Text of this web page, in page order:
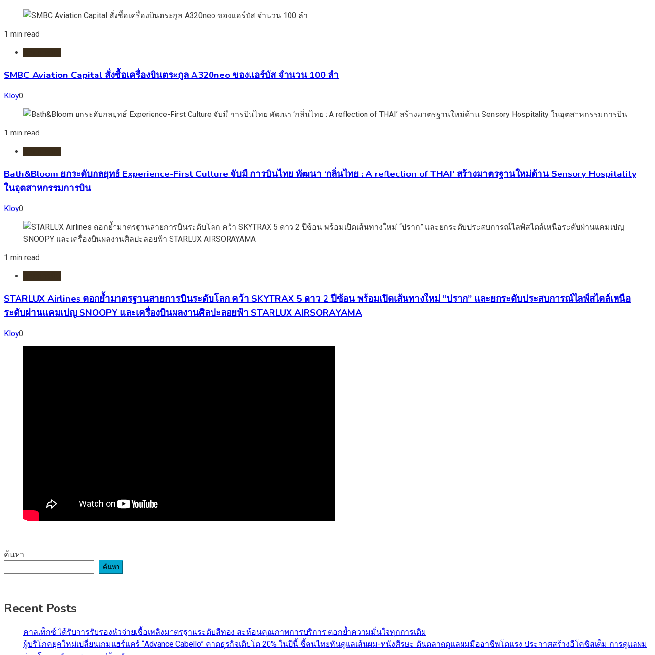
1 min read
SMBC Aviation Capital สั่งซื้อเครื่องบินตระกูล A320neo ของแอร์บัส จำนวน 100 ลำ
Kloy0
1 min read
Bath&Bloom ยกระดับกลยุทธ์ Experience-First Culture จับมื การบินไทย พัฒนา ‘กลิ่นไทย : A reflection of THAI’ สร้างมาตรฐานใหม่ด้าน Sensory Hospitality
ในอุตสาหกรรมการบิน
Kloy0
1 min read
STARLUX Airlines ตอกย้ำมาตรฐานสายการบินระดับโลก คว้า SKYTRAX 5 ดาว 2 ปีซ้อน พร้อมเปิดเส้นทางใหม่ “ปราก” และยกระดับประสบการณ์ไลฟ์สไตล์เหนือ
ระดับผ่านแคมเปญ SNOOPY และเครื่องบินผลงานศิลปะลอยฟ้า STARLUX AIRSORAYAMA
Kloy0
ค้นหา
ค้นหา
Recent Posts
คาลเท็กซ์ ได้รับการรับรองหัวจ่ายเชื้อเพลิงมาตรฐานระดับสีทอง สะท้อนคุณภาพการบริการ ตอกย้ำความมั่นใจทุกการเติม
ผู้บริโภคยุคใหม่เปลี่ยนเกมแฮร์แคร์ “Advance Cabello” คาดธุรกิจเติบโต 20% ในปีนี้ ชี้คนไทยหันดูแลเส้นผม-หนังศีรษะ ดันตลาดดูแลผมมืออาชีพโตแรง ประกาศสร้างอีโคซิสเต็ม การดูแลผม